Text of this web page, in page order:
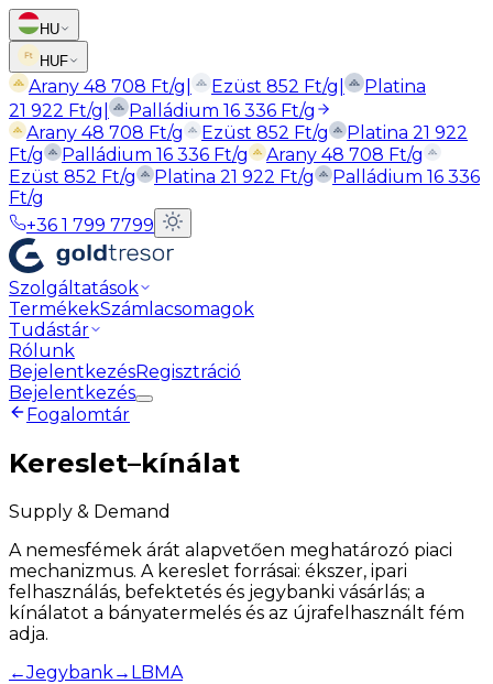
HU
HUF
Arany 48 708 Ft/g Ezüst 852 Ft/g
Platina
21 922 Ft/g Palládium 16 336 Ft/g
Arany 48 708 Ft/g Ezüst 852 Ft/g Platina 21 922
Ft/g Palládium 16 336 Ft/g Arany 48 708 Ft/g
Ezüst 852 Ft/g Platina 21 922 Ft/g Palládium 16 336
Ft/g
+36 1 799 7799
Szolgáltatások
TermékekSzámlacsomagok
Tudástár
Rólunk
BejelentkezésRegisztráció
Bejelentkezés
Fogalomtár
Kereslet–kínálat
Supply & Demand
A nemesfémek árát alapvetően meghatározó piaci
mechanizmus. A kereslet forrásai: ékszer, ipari
felhasználás, befektetés és jegybanki vásárlás; a
kínálatot a bányatermelés és az újrafelhasznált fém
adja.
←Jegybank→ LBMA